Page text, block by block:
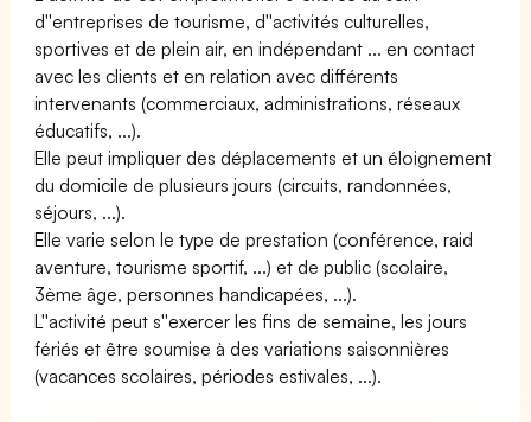
d''entreprises de tourisme, d''activités culturelles,
sportives et de plein air, en indépendant ... en contact
avec les clients et en relation avec différents
intervenants (commerciaux, administrations, réseaux
éducatifs, ...).
Elle peut impliquer des déplacements et un éloignement
du domicile de plusieurs jours (circuits, randonnées,
séjours, ...).
Elle varie selon le type de prestation (conférence, raid
aventure, tourisme sportif, ...) et de public (scolaire,
3ème âge, personnes handicapées, ...).
L''activité peut s''exercer les fins de semaine, les jours
fériés et être soumise à des variations saisonnières
(vacances scolaires, périodes estivales, ...).